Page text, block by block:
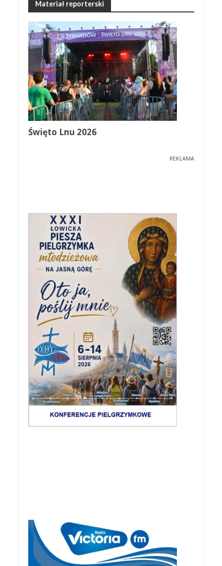
Materiał reporterski
Święto Lnu 2026
REKLAMA